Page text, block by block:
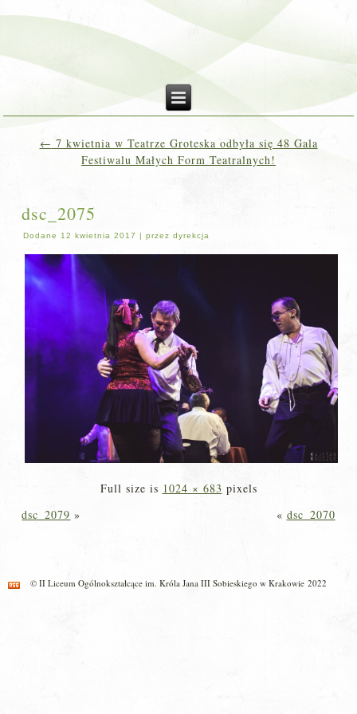
← 7 kwietnia w Teatrze Groteska odbyła się 48 Gala
Festiwalu Małych Form Teatralnych!
dsc_2075
Dodane 12 kwietnia 2017 |przez dyrekcja
Full size is 1024 × 683 pixels
dsc_2079 » « dsc_2070
© II Liceum Ogólnokształcące im. Króla Jana III Sobieskiego w Krakowie 2022